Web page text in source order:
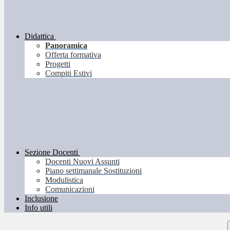
Didattica
Panoramica
Offerta formativa
Progetti
Compiti Estivi
Sezione Docenti
Docenti Nuovi Assunti
Piano settimanale Sostituzioni
Modulistica
Comunicazioni
Inclusione
Info utili